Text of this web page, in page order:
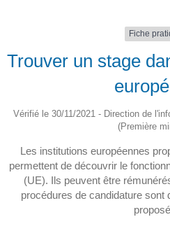
Fiche
Trouver un stage
Vérifié le 30/11/2021 - Direction de
(Première
Les institutions européennes
permettent de découvrir le
(UE). Ils peuvent être
procédures de candidature sont